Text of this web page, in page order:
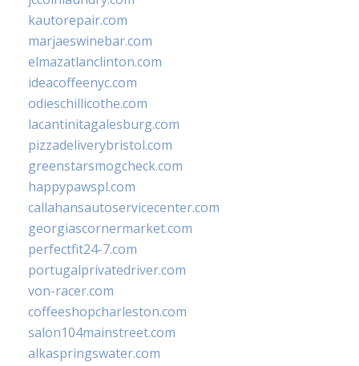
kautorepair.com
marjaeswinebar.com
elmazatlanclinton.com
ideacoffeenyc.com
odieschillicothe.com
lacantinitagalesburg.com
pizzadeliverybristol.com
greenstarsmogcheck.com
happypawspl.com
callahansautoservicecenter.com
georgiascornermarket.com
perfectfit24-7.com
portugalprivatedriver.com
von-racer.com
coffeeshopcharleston.com
salon104mainstreet.com
alkaspringswater.com